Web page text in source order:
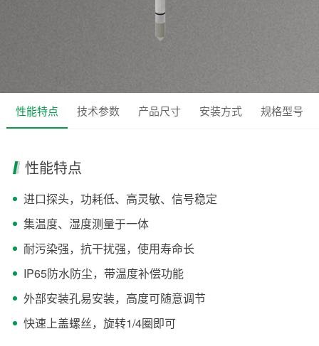
性能特点 技术参数 产品尺寸 安装方式 规格型号
性能特点
进口探头，功耗低、高灵敏、信号稳定
集温度、湿度测量于一体
耐污染强，抗干扰强，使用寿命长
IP65防水防尘，带温度补偿功能
外部安装孔易安装，高度可随意调节
快速上盖螺丝，旋转1/4圈即可